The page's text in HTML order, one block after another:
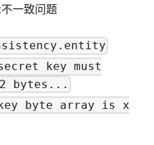
一致问题
key must
bytes...
byte array is x